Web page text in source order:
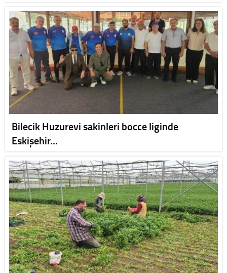
Bilecik Huzurevi sakinleri bocce liginde
Eskişehir…